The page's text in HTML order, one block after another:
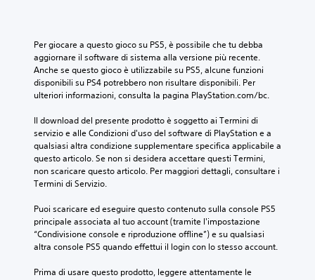
Per giocare a questo gioco su PS5, è possibile che tu debba
aggiornare il software di sistema alla versione più recente.
Anche se questo gioco è utilizzabile su PS5, alcune funzioni
disponibili su PS4 potrebbero non risultare disponibili. Per
ulteriori informazioni, consulta la pagina PlayStation.com/bc.
Il download del presente prodotto è soggetto ai Termini di
servizio e alle Condizioni d'uso del software di PlayStation e a
qualsiasi altra condizione supplementare specifica applicabile a
questo articolo. Se non si desidera accettare questi Termini,
non scaricare questo articolo. Per maggiori dettagli, consultare i
Termini di Servizio.
Puoi scaricare ed eseguire questo contenuto sulla console PS5
principale associata al tuo account (tramite l'impostazione
“Condivisione console e riproduzione offline”) e su qualsiasi
altra console PS5 quando effettui il login con lo stesso account.
Prima di usare questo prodotto, leggere attentamente le